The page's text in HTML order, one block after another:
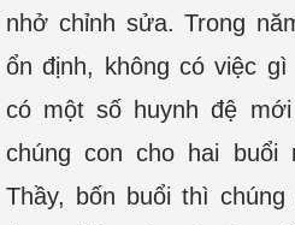
nhở chỉnh sửa. Trong
ổn định, không có việc
có một số huynh đệ
chúng con cho hai buổi
Thầy, bốn buổi thì